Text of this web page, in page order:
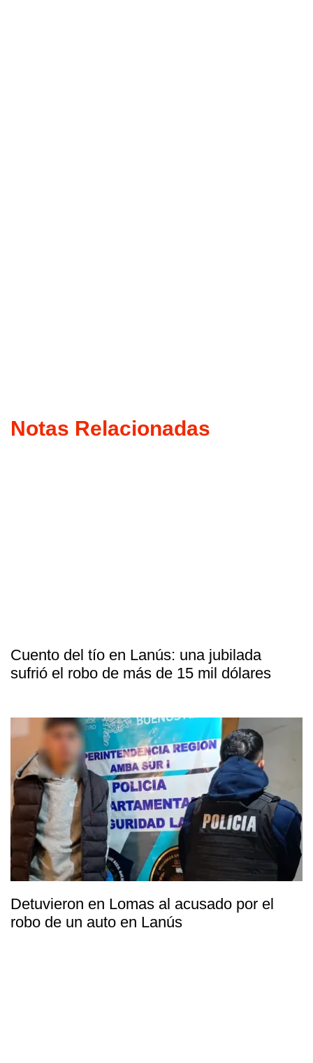
Notas Relacionadas
Cuento del tío en Lanús: una jubilada
sufrió el robo de más de 15 mil dólares
Detuvieron en Lomas al acusado por el
robo de un auto en Lanús